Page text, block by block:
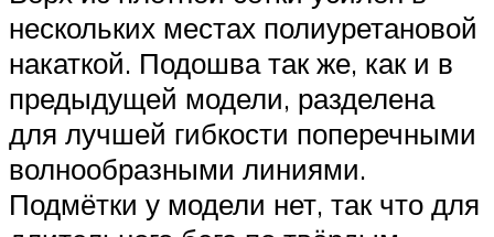
нескольких местах полиуретановой
накаткой. Подошва так же, как и в
предыдущей модели, разделена
для лучшей гибкости поперечными
волнообразными линиями.
Подмётки у модели нет, так что для